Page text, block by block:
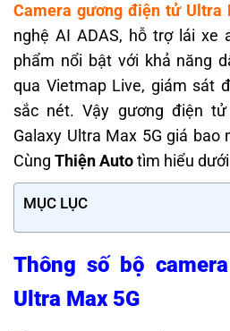
Camera gương điện tử Ultra
nghệ AI ADAS, hỗ trợ lái xe
phẩm nổi bật với khả năng
qua Vietmap Live, giám sát
sắc nét. Vậy gương điện
Galaxy Ultra Max 5G giá bao
Cùng Thiện Autotìm hiểu
MỤC LỤC
Thông số bộ
Ultra Max 5G